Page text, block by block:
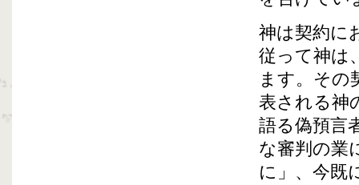
神は契約に
従って神は
ます。その
表される神
語る偽預言
な審判の業
に」、今既